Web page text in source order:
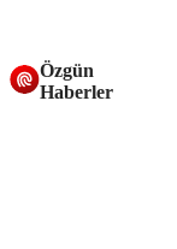
Özgün
Haberler